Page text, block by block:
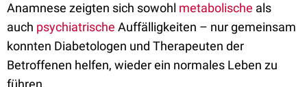
Anamnese zeigten sich sowohl metabolische als
auch psychiatrische Auffälligkeiten – nur gemeinsam
konnten Diabetologen und Therapeuten der
Betroffenen helfen, wieder ein normales Leben zu
führen.